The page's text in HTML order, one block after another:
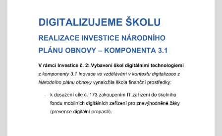
"Každý jinak, ale všichni se těšíme"
25.11.2025
celoškolní slavnostní akce
25. 11. 2025